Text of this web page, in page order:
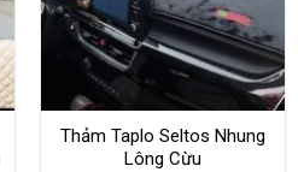
Thảm Taplo Seltos Nhung
Lông Cừu